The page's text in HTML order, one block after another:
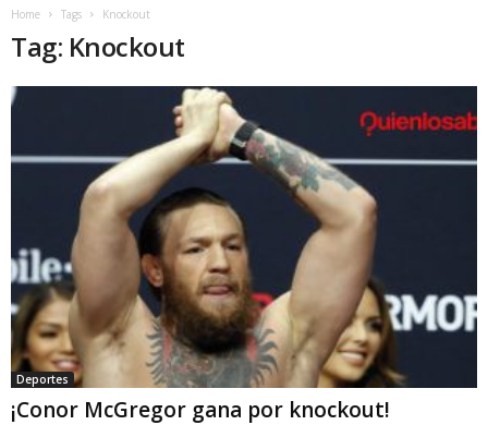
Home Tags Knockout
Tag: Knockout
Deportes
¡Conor McGregor gana por knockout!